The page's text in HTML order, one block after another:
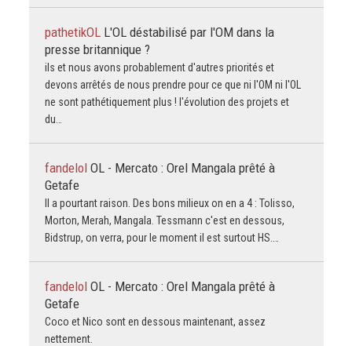
pathetikOL L'OL déstabilisé par l'OM dans la
presse britannique ?
ils et nous avons probablement d'autres priorités et
devons arrêtés de nous prendre pour ce que ni l'OM ni l'OL
ne sont pathétiquement plus ! l'évolution des projets et
du…
fandelol OL - Mercato : Orel Mangala prêté à
Getafe
Il a pourtant raison. Des bons milieux on en a 4 : Tolisso,
Morton, Merah, Mangala. Tessmann c'est en dessous,
Bidstrup, on verra, pour le moment il est surtout HS.…
fandelol OL - Mercato : Orel Mangala prêté à
Getafe
Coco et Nico sont en dessous maintenant, assez
nettement.